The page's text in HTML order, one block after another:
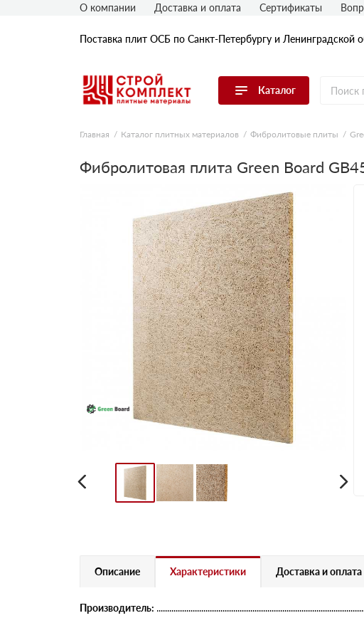
Поставка плит ОСБ по Санкт-Петербургу и Ленинградской
Каталог
Перейти в каталог
OSB плиты
ГВЛ (гипсоволокнистые плиты)
ДСП плиты
ЦСП плиты
Фибролитовые плиты
OSB
О компании Доставка и оплата Сертификаты
Главная Каталог плитных материалов Фибролитовые плиты
Фибролитовая плита Green Board
Описание Характеристики Доставка и оплата
Производитель: